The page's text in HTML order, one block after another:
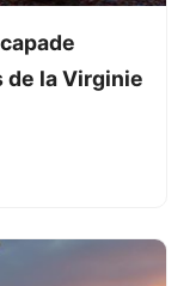
la Virginie